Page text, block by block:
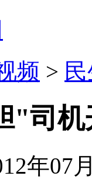
频 >
"司机
年07